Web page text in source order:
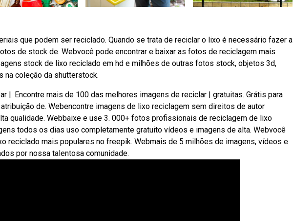
que podem ser reciclado. Quando se trata de reciclar o lixo é necessário fazer a
de stock de. Webvocê pode encontrar e baixar as fotos de reciclagem mais
stock de lixo reciclado em hd e milhões de outras fotos stock, objetos 3d,
coleção da shutterstock.
|. Encontre mais de 100 das melhores imagens de reciclar | gratuitas. Grátis para
de. Webencontre imagens de lixo reciclagem sem direitos de autor
qualidade. Webbaixe e use 3. 000+ fotos profissionais de reciclagem de lixo
todos os dias uso completamente gratuito vídeos e imagens de alta. Webvocê
reciclado mais populares no freepik. Webmais de 5 milhões de imagens, vídeos e
por nossa talentosa comunidade.